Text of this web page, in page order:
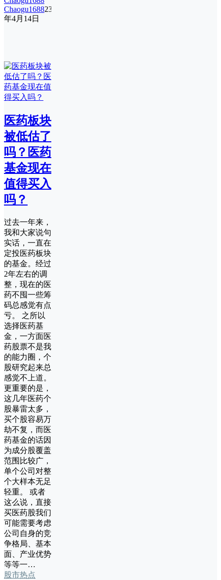
Chaogu168823
年4月14日
医药板块
被低估了
吗？医药
基金现在
值得买入
吗？
过去一年来，
我和大家说句
实话，一直在
定投医药板块
的基金。经过
2年左右的调
整，现在的医
药不囤一些筹
码总感觉有点
亏。 之所以
选择医药基
金，一方面医
药股票不是我
的能力圈，个
股研究起来总
感觉不上道。
更重要的是，
这几年医药个
股暴雷太多，
买个股容易万
劫不复，而医
药基金的话因
为成分股覆盖
范围比较广，
单个公司对整
个大样本无足
轻重。 或者
这么说，直接
买医药股我们
可能需要考虑
公司自身的竞
争格局、基本
面、产业优势
等等一…
股市热点